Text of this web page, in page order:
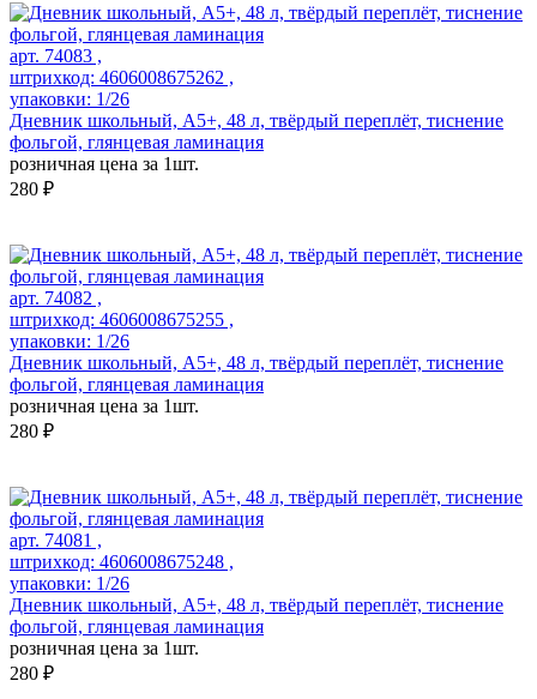
арт. 74083 ,
штрихкод: 4606008675262 ,
упаковки: 1/26
Дневник школьный, А5+, 48 л, твёрдый переплёт, тиснение
фольгой, глянцевая ламинация
розничная цена за 1шт.
280 ₽
арт. 74082 ,
штрихкод: 4606008675255 ,
упаковки: 1/26
Дневник школьный, А5+, 48 л, твёрдый переплёт, тиснение
фольгой, глянцевая ламинация
розничная цена за 1шт.
280 ₽
арт. 74081 ,
штрихкод: 4606008675248 ,
упаковки: 1/26
Дневник школьный, А5+, 48 л, твёрдый переплёт, тиснение
фольгой, глянцевая ламинация
розничная цена за 1шт.
280 ₽